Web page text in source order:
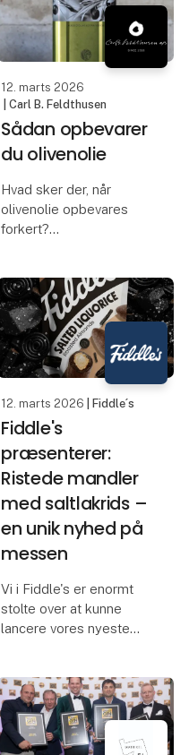
12. marts 2026
| Carl B. Feldthusen
Sådan opbevarer
du olivenolie
Hvad sker der, når
olivenolie opbevares
forkert?
af mange danskeres
køkken – og med god
grund. Den er både
sund, smager godt og
har et hav af
anvendelsesmuligheder.
Men ve
12. marts 2026 | Fiddle´s
Fiddle's
præsenterer:
Ristede mandler
med saltlakrids –
en unik nyhed på
messen
Vi i Fiddle's er enormt
stolte over at kunne
lancere vores nyeste
Produktet er fremstillet
med samme metode
som vores bestseller,